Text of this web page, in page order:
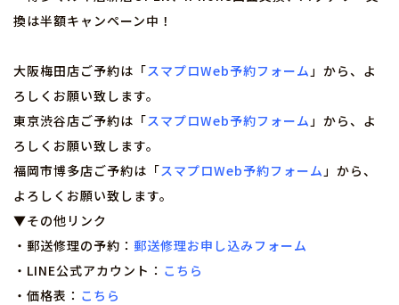
換は半額キャンペーン中！
大阪梅田店ご予約は「スマプロWeb予約フォーム」から、よ
ろしくお願い致します。
東京渋谷店ご予約は「スマプロWeb予約フォーム」から、よ
ろしくお願い致します。
福岡市博多店ご予約は「スマプロWeb予約フォーム」から、
よろしくお願い致します。
▼その他リンク
・郵送修理の予約： 郵送修理お申し込みフォーム
・LINE公式アカウント： こちら
・価格表： こちら